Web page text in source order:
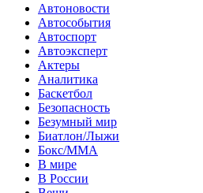
Автоновости
Автособытия
Автоспорт
Автоэксперт
Актеры
Аналитика
Баскетбол
Безопасность
Безумный мир
Биатлон/Лыжи
Бокс/MMA
В мире
В России